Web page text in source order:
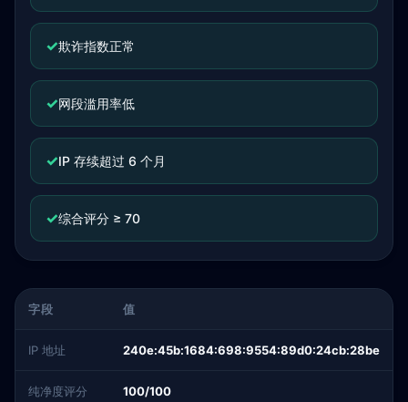
✓欺诈指数正常
✓网段滥用率低
✓IP 存续超过 6 个月
✓综合评分 ≥ 70
字段 值
IP 地址 240e:45b:1684:698:9554:89d0:24cb:28be
纯净度评分 100/100